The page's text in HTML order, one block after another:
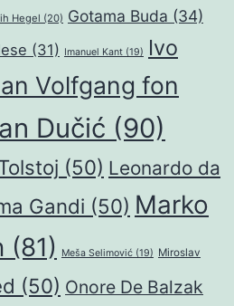
Hegel (20) Gotama Buda (34)
(31) Imanuel Kant (19)
Ivo
Volfgang fon
Dučić (90)
(50) Leonardo da
Gandi (50) Marko
(81) Meša Selimović (19) Miroslav
(50) Onore De Balzak